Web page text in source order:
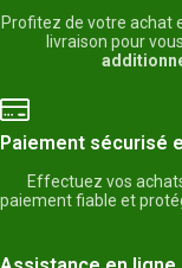
Profitez de votre achat
livraison pour
Paiement sécurisé
Effectuez vos
paiement fiable et